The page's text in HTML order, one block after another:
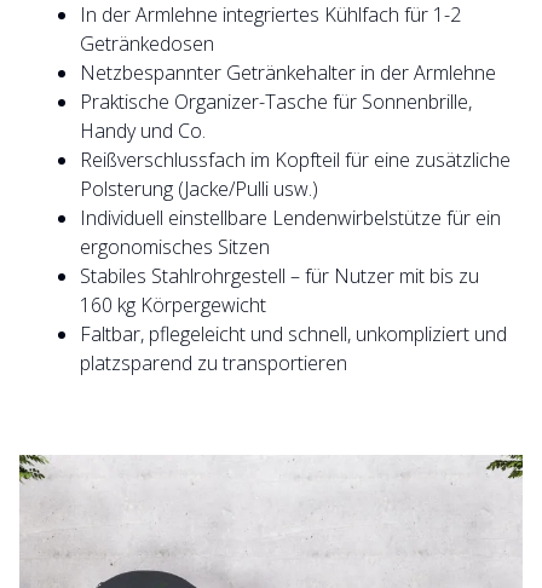
In der Armlehne integriertes Kühlfach für 1-2
Getränkedosen
Netzbespannter Getränkehalter in der Armlehne
Praktische Organizer-Tasche für Sonnenbrille,
Handy und Co.
Reißverschlussfach im Kopfteil für eine zusätzliche
Polsterung (Jacke/Pulli usw.)
Individuell einstellbare Lendenwirbelstütze für ein
ergonomisches Sitzen
Stabiles Stahlrohrgestell – für Nutzer mit bis zu
160 kg Körpergewicht
Faltbar, pflegeleicht und schnell, unkompliziert und
platzsparend zu transportieren